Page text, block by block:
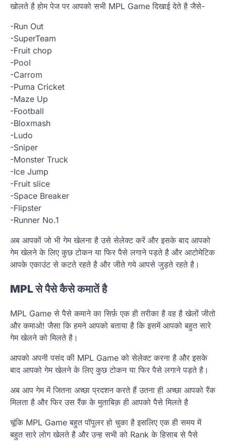
खोलते है होम पेज पर आपको सभी MPL Game दिखाई देते है जैसे-
-Run Out
-SuperTeam
-Fruit chop
-Pool
-Carrom
-Puma Cricket
-Maze Up
-Football
-Bloxmash
-Ludo
-Sniper
-Monster Truck
-Ice Jump
-Fruit slice
-Space Breaker
-Flipster
-Runner No.1
अब आपकों जो भी गेम खेलना है उसे सेलेक्ट करें और इसके बाद आपको
गेम खेलने के लिए कुछ टोकन या फिर पैसे लगाने पड़ते है और आटोमेटिक
आपके एकाउंट से कटते रहते है और जीते गये आपसे जुड़ते रहते है।
MPLसे पैसे कैसे कमातें है
MPL Game से पैसे कमाने का सिर्फ़ एक ही तरीका है वह है खेलों जीतो
और कमाओ! जैसा कि हमने आपको बताया है कि इसमें आपको बहुत सारे
गेम खेलने को मिलते है।
आपको अपनी पसंद की MPL Game को सेलेक्ट करना है और इसके
बाद आपको गेम खेलने के लिए कुछ टोकन या फिर पैसे लगाने पड़ते है।
अब आप गेम में जितना अच्छा प्रदशन करते हैं उतना ही अच्छा आपको रैंक
मिलता है और फिर उस रैंक के मुताबिक़ ही आपको पैसे मिलते है
चूंकि MPL Game बहुत पॉपुलर हो चुका है इसलिए एक ही समय में
बहुत सारे लोग खेलते है और उन्ह सभी को Rank के हिसाब से पैसे